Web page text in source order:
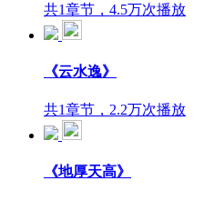
共1章节，4.5万次播放
《云水逸》
共1章节，2.2万次播放
《地厚天高》